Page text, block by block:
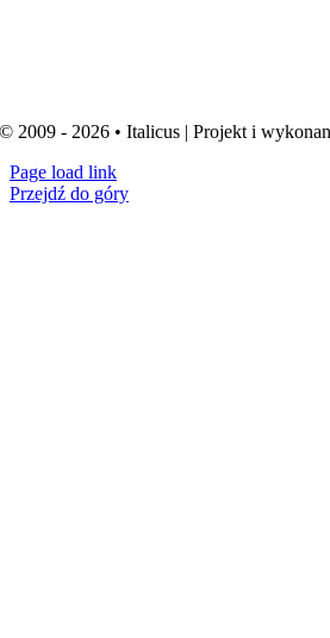
© 2009 - 2026 • Italicus | Projekt i
Page load link
Przejdź do góry